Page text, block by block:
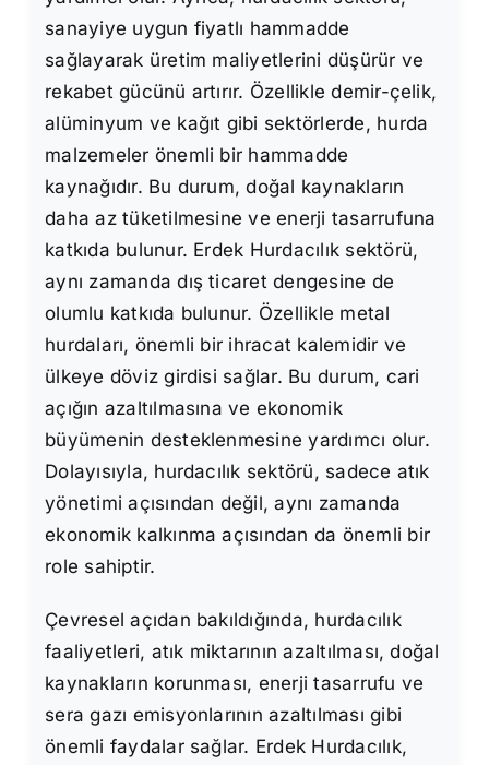
sanayiye uygun fiyatlı hammadde
sağlayarak üretim maliyetlerini düşürür ve
rekabet gücünü artırır. Özellikle demir-çelik,
alüminyum ve kağıt gibi sektörlerde, hurda
malzemeler önemli bir hammadde
kaynağıdır. Bu durum, doğal kaynakların
daha az tüketilmesine ve enerji tasarrufuna
katkıda bulunur. Erdek Hurdacılık sektörü,
aynı zamanda dış ticaret dengesine de
olumlu katkıda bulunur. Özellikle metal
hurdaları, önemli bir ihracat kalemidir ve
ülkeye döviz girdisi sağlar. Bu durum, cari
açığın azaltılmasına ve ekonomik
büyümenin desteklenmesine yardımcı olur.
Dolayısıyla, hurdacılık sektörü, sadece atık
yönetimi açısından değil, aynı zamanda
ekonomik kalkınma açısından da önemli bir
role sahiptir.
Çevresel açıdan bakıldığında, hurdacılık
faaliyetleri, atık miktarının azaltılması, doğal
kaynakların korunması, enerji tasarrufu ve
sera gazı emisyonlarının azaltılması gibi
önemli faydalar sağlar. Erdek Hurdacılık,